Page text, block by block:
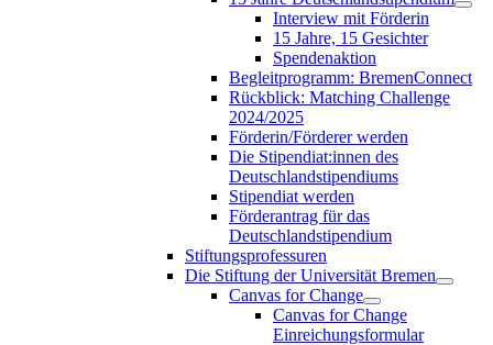
Interview mit Förderin
15 Jahre, 15 Gesichter
Spendenaktion
Begleitprogramm: BremenConnect
Rückblick: Matching Challenge
2024/2025
Förderin/Förderer werden
Die Stipendiat:innen des
Deutschlandstipendiums
Stipendiat werden
Förderantrag für das
Deutschlandstipendium
Stiftungsprofessuren
Die Stiftung der Universität Bremen
Canvas for Change
Canvas for Change
Einreichungsformular